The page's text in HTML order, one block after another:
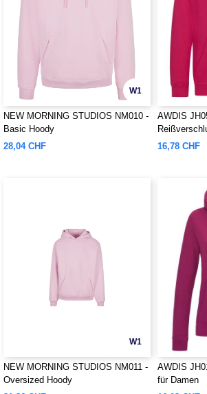
W1
NEW MORNING STUDIOS NM010 -
Basic Hoody
28,04 CHF
AWDIS
16,78 CHF
W1
NEW MORNING STUDIOS NM011 -
Oversized Hoody
AWDIS
für Damen